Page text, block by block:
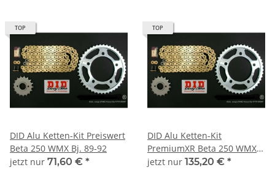
TOP
DID Alu Ketten-Kit Preiswert
Beta 250 WMX Bj. 89-92
jetzt nur 71,60 € *
TOP
DID Alu Ketten-Kit
PremiumXR Beta 250 WMX
Bj. 89-92
jetzt nur 135,20 € *